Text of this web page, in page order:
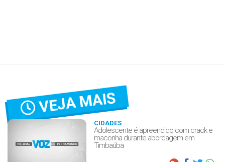
VEJA MAIS
CIDADES
Adolescente é apreendido com crack e
maconha durante abordagem em
Timbaúba